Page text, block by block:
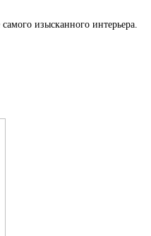
изысканного интерьера.